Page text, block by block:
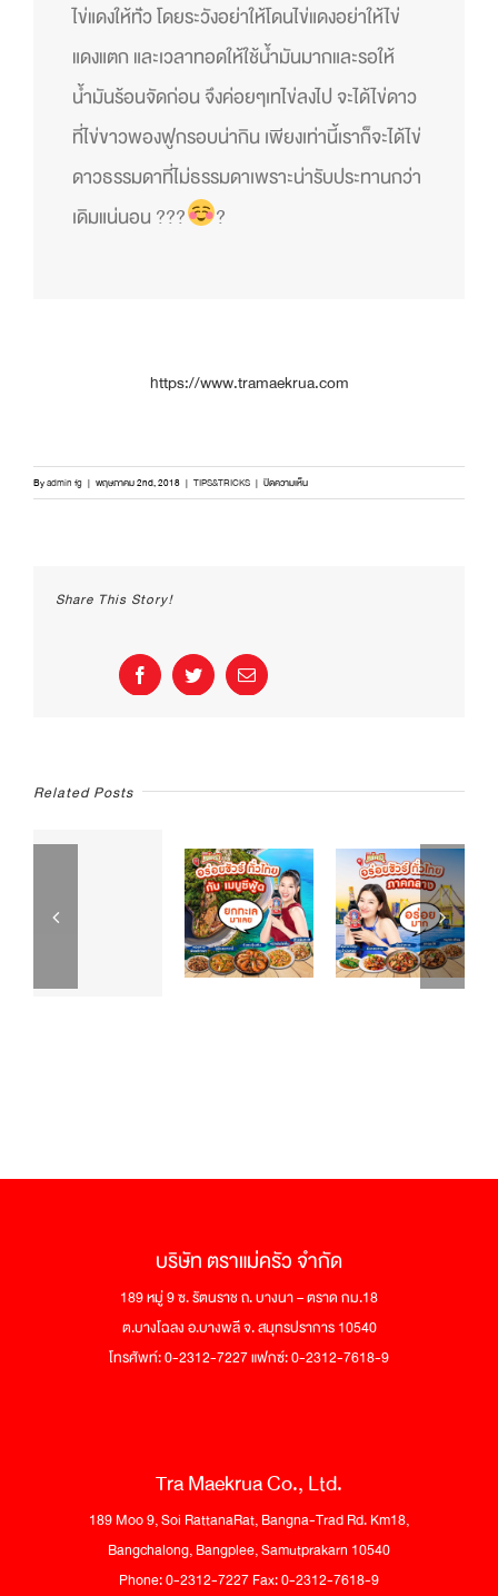
ไข่แดงให้ทั่ว โดยระวังอย่าให้โดนไข่แดงอย่าให้ไข่
แดงแตก และเวลาทอดให้ใช้น้ำมันมากและรอให้
น้ำมันร้อนจัดก่อน จึงค่อยๆเทไข่ลงไป จะได้ไข่ดาว
ที่ไข่ขาวพองฟูกรอบน่ากิน เพียงเท่านี้เราก็จะได้ไข่
ดาวธรรมดาที่ไม่ธรรมดาเพราะน่ารับประทานกว่า
เดิมแน่นอน ??? ?
https://www.tramaekrua.com
Byadmin fg | พฤษภาคม 2nd, 2018 | TIPS&TRICKS | ปิดความเห็นบน
?
Share This Story!
FacebookTwitterEmail
Related Posts
บริษัท ตราแม่ครัว จำกัด
189 หมู่ 9 ซ. รัตนราช ถ. บางนา – ตราด กม.18
ต.บางโฉลง อ.บางพลี จ. สมุทรปราการ 10540
โทรศัพท์: 0-2312-7227 แฟกซ์: 0-2312-7618-9
Tra Maekrua Co., Ltd.
189 Moo 9, Soi RattanaRat, Bangna-Trad Rd. Km18,
Bangchalong, Bangplee, Samutprakarn 10540
Phone: 0-2312-7227 Fax: 0-2312-7618-9